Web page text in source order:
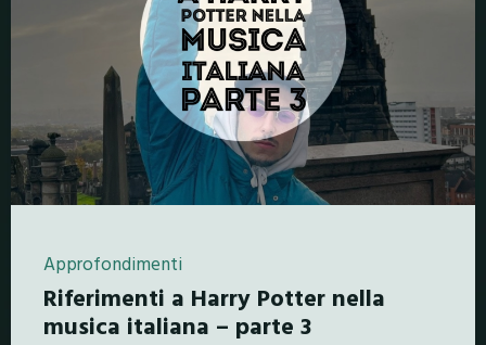
Approfondimenti
Riferimenti a Harry Potter nella
musica italiana – parte 3